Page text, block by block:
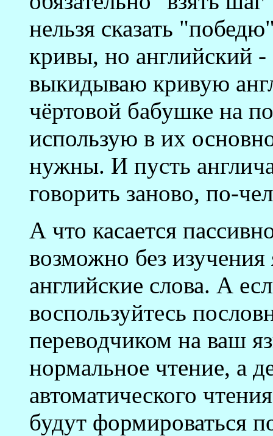
нельзя сказать
кривы, но английский
выкидываю кривую
чёртовой бабушке на
использую в их
нужны. И пусть
говорить заново, по-
А что касается
возможно без
английские слова. А
воспользуйтесь
переводчиком на ваш
нормальное чтение, а
автоматического
будут формироваться